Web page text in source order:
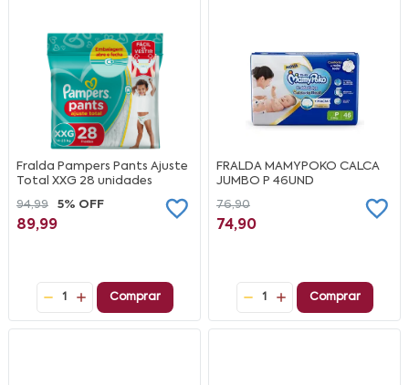
Fralda Pampers Pants Ajuste
Total XXG 28 unidades
94,99
5% OFF
89,99
1 Comprar
FRALDA MAMYPOKO CALCA
JUMBO P 46UND
76,90
74,90
1 Comprar